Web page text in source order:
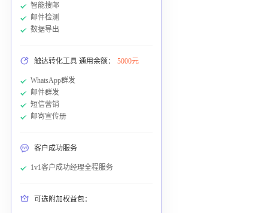
智能搜邮
邮件检测
数据导出
触达转化工具 通用余额： 5000元
WhatsApp群发
邮件群发
短信营销
邮寄宣传册
客户成功服务
1v1客户成功经理全程服务
可选附加权益包：